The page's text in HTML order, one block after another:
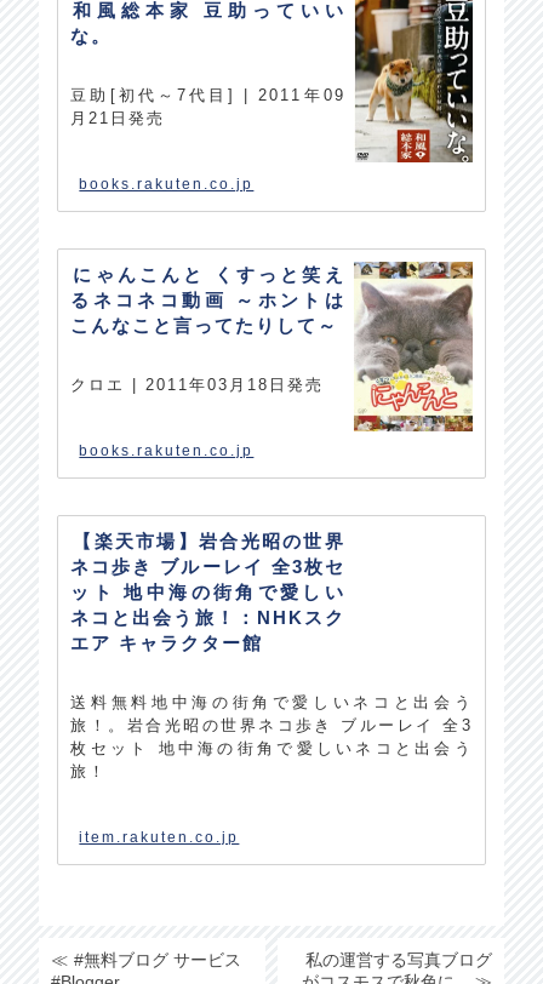
和風総本家 豆助っていい
な。
豆助[初代～7代目] | 2011年09
月21日発売
books.rakuten.co.jp
にゃんこんと くすっと笑え
るネコネコ動画 ～ホントは
こんなこと言ってたりして～
クロエ | 2011年03月18日発売
books.rakuten.co.jp
【楽天市場】岩合光昭の世界
ネコ歩き ブルーレイ 全3枚セ
ット 地中海の街角で愛しい
ネコと出会う旅！：NHKスク
エア キャラクター館
送料無料地中海の街角で愛しいネコと出会う
旅！。岩合光昭の世界ネコ歩き ブルーレイ 全3
枚セット 地中海の街角で愛しいネコと出会う
旅！
item.rakuten.co.jp
#無料ブログ サービス
私の運営する写真ブログ